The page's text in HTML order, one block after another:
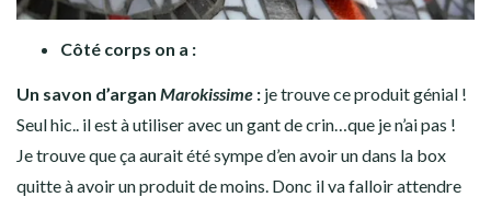
Côté corps on a :
Un savon d’argan Marokissime : je trouve ce produit génial !
Seul hic.. il est à utiliser avec un gant de crin…que je n’ai pas !
Je trouve que ça aurait été sympe d’en avoir un dans la box
quitte à avoir un produit de moins. Donc il va falloir attendre